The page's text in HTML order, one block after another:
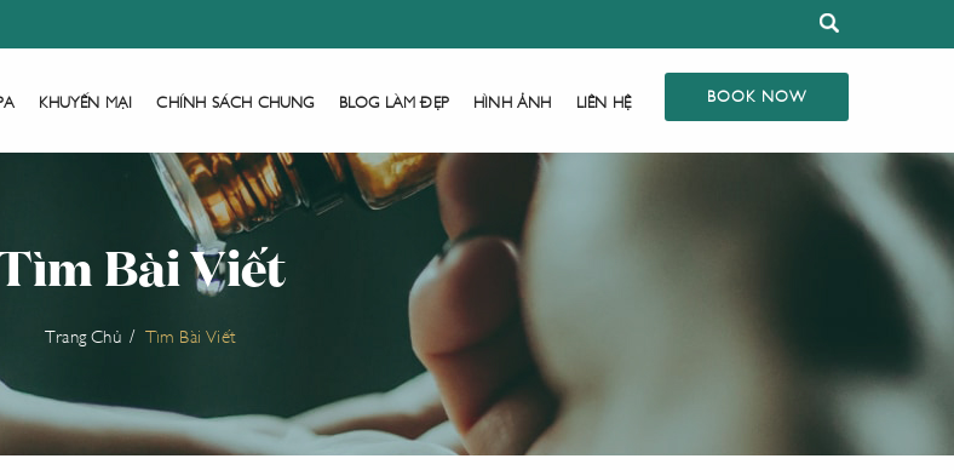
KHUYẾN MẠI CHÍNH SÁCH CHUNG BLOG LÀM ĐẸP HÌNH ẢNH LIÊN HỆ BOOK NOW
Bài Viết
Trang Chủ Tìm Bài Viết